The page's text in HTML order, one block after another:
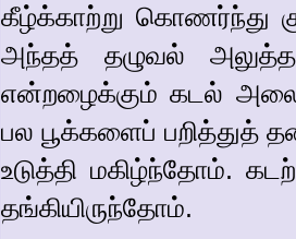
கீழ்க்காற்று கொணர்ந்து
அந்தத் தழுவல்
என்றழைக்கும் கடல்
பல பூக்களைப் பறித்துத்
உடுத்தி மகிழ்ந்தோம்.
தங்கியிருந்தோம்.